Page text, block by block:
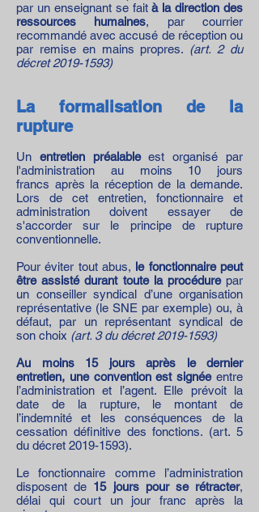
par un enseignant se faità la direction des
ressources humaines, par courrier
recommandé avec accusé de réception ou
par remise en mains propres. (art. 2 du
décret2019-1593)
La formalisation de la
rupture
Un entretien préalableest organisé par
l'administration au moins 10 jours
francs après la réception de la demande.
Lors de cet entretien, fonctionnaire et
administration doivent essayer de
s'accorder sur le principe de rupture
conventionnelle.
Pour éviter tout abus, le fonctionnaire peut
être assisté durant toute la procédurepar
un conseiller syndical d’une organisation
représentative (le SNE par exemple) ou, à
défaut, par un représentant syndical de
son choix (art. 3 du décret2019-1593)
Au moins 15 jours après le dernier
entretien, une convention est signéeentre
l’administration et l’agent. Elle prévoit la
date de la rupture, le montant de
l’indemnité et les conséquences de la
cessation définitive des fonctions. (art. 5
du décret 2019-1593).
Le fonctionnaire comme l’administration
disposent de 15 jours pour se rétracter,
délai qui court un jour franc après la